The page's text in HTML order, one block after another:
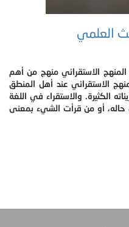
العلمي
الاستقرائي منهج من أهم
الاستقرائي عند أهل المنطق
الكثيرة. والاستقراء في اللغة
حاله، أو من قرأت الشيء بمعنى